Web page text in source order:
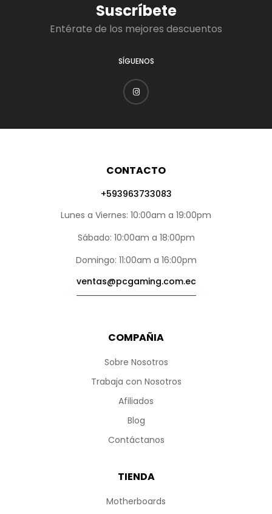
Suscríbete
Entérate de los mejores descuentos
SÍGUENOS
COMPAÑIA
Sobre Nosotros
Trabaja con Nosotros
Afiliados
Blog
Contáctanos
TIENDA
Motherboards
CONTACTO
+593963733083
Lunes a Viernes: 10:00am a 19:00pm
Sábado: 10:00am a 18:00pm
Domingo: 11:00am a 16:00pm
ventas@pcgaming.com.ec